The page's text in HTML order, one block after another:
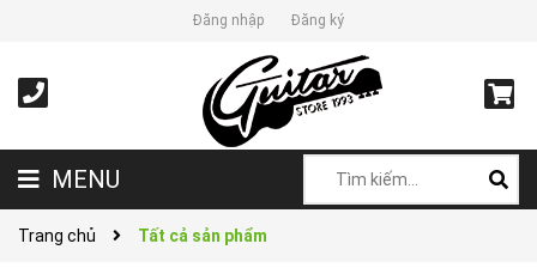
Đăng nhập Đăng ký
MENU
Trang chủ Tất cả sản phẩm